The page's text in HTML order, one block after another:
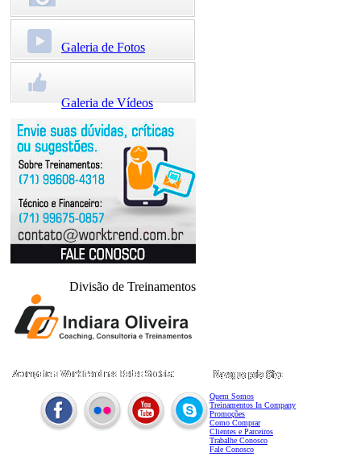
Galeria de Fotos
Galeria de Vídeos
WorkTrend no Facebook
Divisão de Treinamentos
Quem Somos
Treinamentos In Company
Promoções
Como Comprar
Clientes e Parceiros
Trabalhe Conosco
Fale Conosco